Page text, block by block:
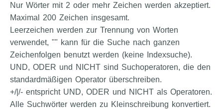
Nur Wörter mit 2 oder mehr Zeichen werden akzeptiert.
Maximal 200 Zeichen insgesamt.
Leerzeichen werden zur Trennung von Worten
verwendet, "" kann für die Suche nach ganzen
Zeichenfolgen benutzt werden (keine Indexsuche).
UND, ODER und NICHT sind Suchoperatoren, die den
standardmäßigen Operator überschreiben.
+/|/- entspricht UND, ODER und NICHT als Operatoren.
Alle Suchwörter werden zu Kleinschreibung konvertiert.